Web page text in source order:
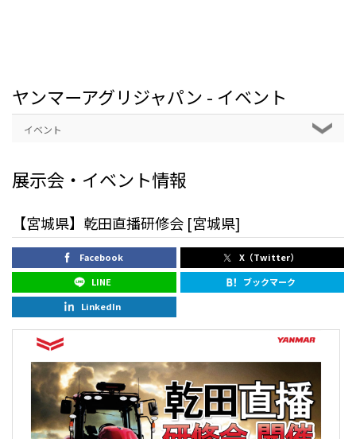
ヤンマーアグリジャパン - イベント
イベント
展示会・イベント情報
【宮城県】乾田直播研修会 [宮城県]
Facebook
X（Twitter）
LINE
ブックマーク
LinkedIn